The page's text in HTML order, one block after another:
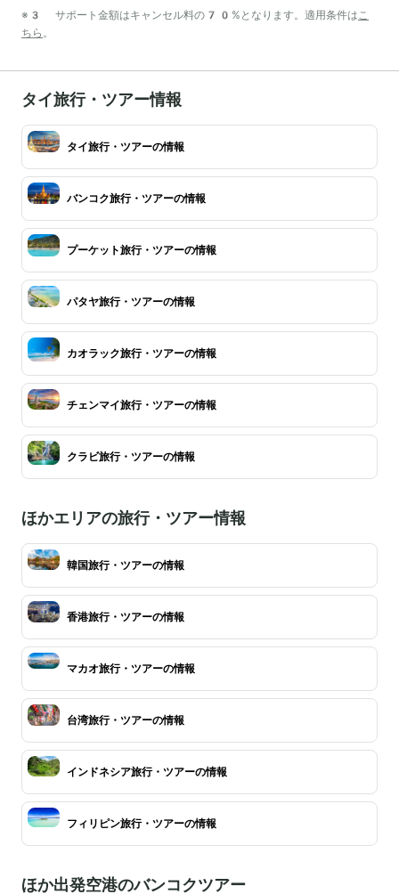
※3 サポート金額はキャンセル料の70%となります。適用条件は こ
ちら 。
タイ旅行・ツアー情報
タイ旅行・ツアーの情報
バンコク旅行・ツアーの情報
プーケット旅行・ツアーの情報
パタヤ旅行・ツアーの情報
カオラック旅行・ツアーの情報
チェンマイ旅行・ツアーの情報
クラビ旅行・ツアーの情報
ほかエリアの旅行・ツアー情報
韓国旅行・ツアーの情報
香港旅行・ツアーの情報
マカオ旅行・ツアーの情報
台湾旅行・ツアーの情報
インドネシア旅行・ツアーの情報
フィリピン旅行・ツアーの情報
ほか出発空港のバンコクツアー